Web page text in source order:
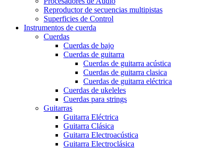
Reproductor de secuencias multipistas
Superficies de Control
Instrumentos de cuerda
Cuerdas
Cuerdas de bajo
Cuerdas de guitarra
Cuerdas de guitarra acústica
Cuerdas de guitarra clasica
Cuerdas de guitarra eléctrica
Cuerdas de ukeleles
Cuerdas para strings
Guitarras
Guitarra Eléctrica
Guitarra Clásica
Guitarra Electroacústica
Guitarra Electroclásica